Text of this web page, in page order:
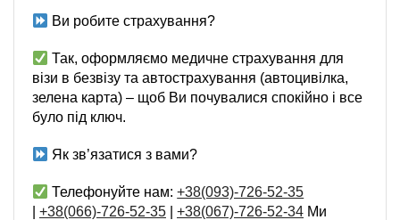
Ви робите страхування?
Так, оформляємо медичне страхування для
візи в безвізу та автострахування (автоцивілка,
зелена карта) – щоб Ви почувалися спокійно і все
було під ключ.
Як зв’язатися з вами?
Телефонуйте нам:+38(093)-726-52-35
+38(066)-726-52-35 +38(067)-726-52-34 Ми